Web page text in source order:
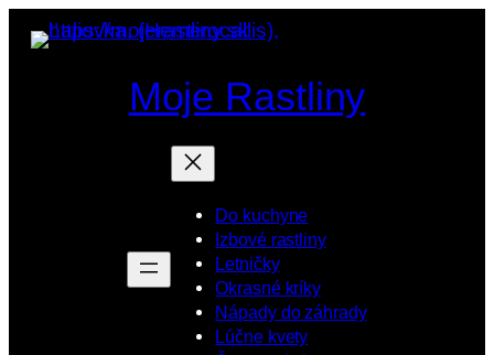
Prejsť
na
Moje Rastliny
Do kuchyne
Izbové rastliny
Letničky
Okrasné kríky
Nápady do záhrady
Lúčne kvety